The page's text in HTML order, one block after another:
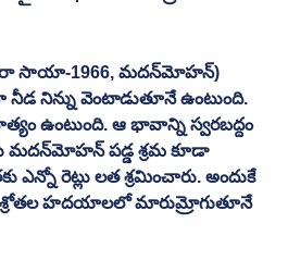
*తూ జహా జహా చలేగా( మేరా సాయా-1966, మదన్‌మోహన్‌)
నీడ నిన్ను వెంటాడుతూనే ఉంటుంది.
ఉంటుంది. ఆ భావాన్ని స్వరబద్దం
శ్రమ కూడా
ఎన్నో రెట్లు లత శ్రమించారు. అందుకే
హదయాలలో మారుమ్రోగుతూనే